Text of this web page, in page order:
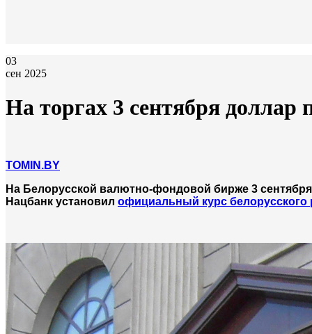
03
сен 2025
На торгах 3 сентября доллар
TOMIN.BY
На Белорусской валютно-фондовой бирже 3
Нацбанк установил официальный курс белорусского